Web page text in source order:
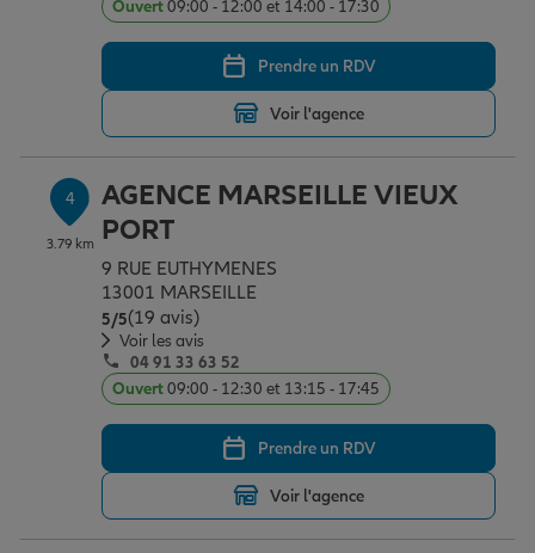
Tous nos devis d'assurance
Ouvert09:00 - 12:00 et 14:00 - 17:30
Prendre un RDV
Voir l'agence
4
3.79 km
AGENCE MARSEILLE VIEUX
PORT
9 RUE EUTHYMENES
13001 MARSEILLE
5/5Note de 5 sur 5
(19 avis)
Voir les avis
04 91 33 63 52
Ouvert09:00 - 12:30 et 13:15 - 17:45
Prendre un RDV
Voir l'agence